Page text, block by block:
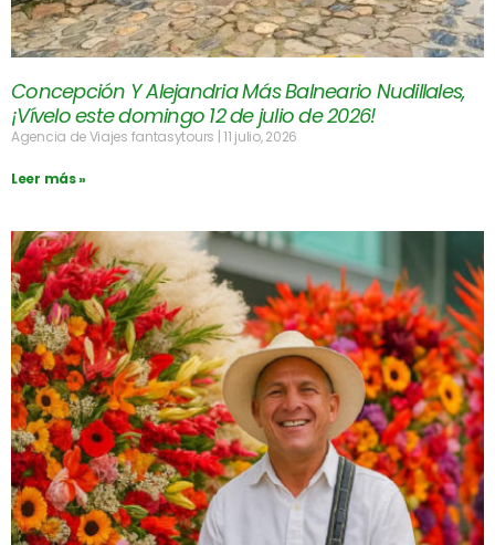
Concepción Y Alejandria Más Balneario Nudillales,
¡Vívelo este domingo 12 de julio de 2026!
Agencia de Viajes fantasytours 11 julio, 2026
Leer más »